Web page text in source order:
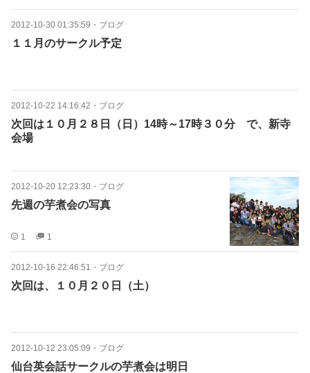
2012-10-30 01:35:59 ・ ブログ
１１月のサークル予定
2012-10-22 14:16:42 ・ ブログ
次回は１０月２８日（日）14時～17時３０分 で、新寺
会場
2012-10-20 12:23:30 ・ ブログ
先週の芋煮会の写真
1 1
2012-10-16 22:46:51 ・ ブログ
次回は、１０月２０日（土）
2012-10-12 23:05:09 ・ ブログ
仙台英会話サークルの芋煮会は明日